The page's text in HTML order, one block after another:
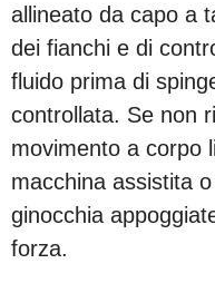
allineato da capo a
dei fianchi e di
fluido prima di
controllata. Se non
movimento a corpo
macchina assistita
ginocchia
forza.